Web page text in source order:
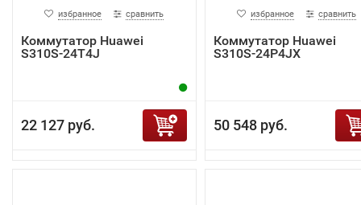
избранное сравнить
Коммутатор Huawei
S310S-24T4J
22 127 руб.
избранное сравнить
Коммутатор Huawei
S310S-24P4JX
50 548 руб.